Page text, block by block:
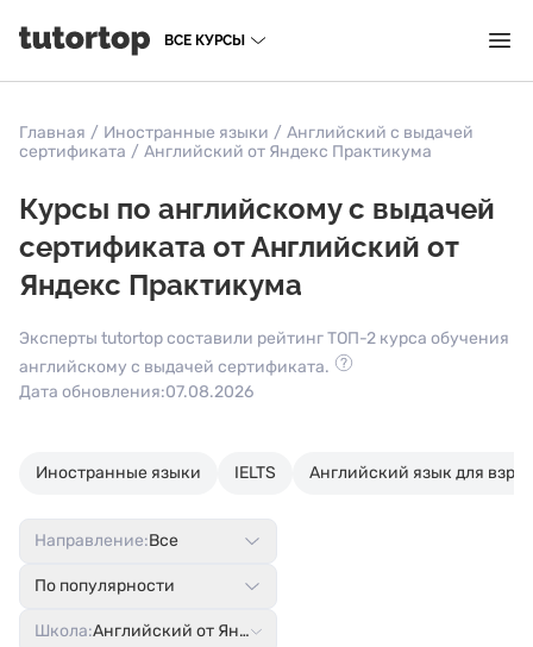
ВСЕ КУРСЫ
Главная / Иностранные языки / Английский с выдачей
сертификата / Английский от Яндекс Практикума
Курсы по английскому с выдачей
сертификата от Английский от
Яндекс Практикума
Эксперты tutortop составили рейтинг ТОП-2 курса обучения
английскому с выдачей сертификата.
Дата обновления:07.08.2026
Иностранные языки IELTS Английский язык для
Школа:Английский от Яндекс Практикума
По популярности
Направление:Все